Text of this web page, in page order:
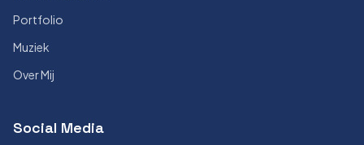
Portfolio
Muziek
Over Mij
Social Media